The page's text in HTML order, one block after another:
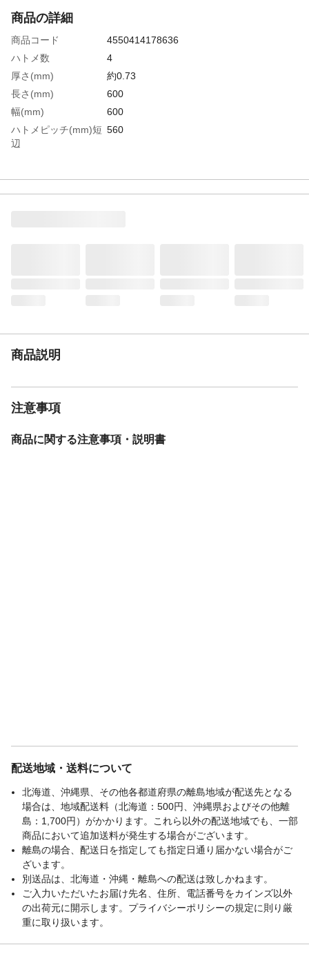
商品の詳細
商品コード
4550414178636
ハトメ数
4
厚さ(mm)
約0.73
長さ(mm)
600
幅(mm)
600
ハトメピッチ(mm)短
辺
560
JIS種別
ミニ
商品説明
注意事項
商品に関する注意事項・説明書
配送地域・送料について
北海道、沖縄県、その他各都道府県の離島地域が配送先となる
場合は、地域配送料（北海道：500円、沖縄県およびその他離
島：1,700円）がかかります。これら以外の配送地域でも、一部
商品において追加送料が発生する場合がございます。
離島の場合、配送日を指定しても指定日通り届かない場合がご
ざいます。
別送品は、北海道・沖縄・離島への配送は致しかねます。
ご入力いただいたお届け先名、住所、電話番号をカインズ以外
の出荷元に開示します。プライバシーポリシーの規定に則り厳
重に取り扱います。